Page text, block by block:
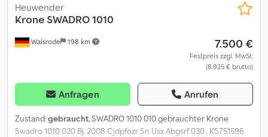
Walsrode 198 km
Heuwender
Krone SWADRO 1010
7.500 €
Festpreis zzgl. MwSt.
(8.925 € brutto)
Anfragen Anrufen
Zustand:gebraucht, SWADRO 1010 010 gebrauchter Krone
Swadro 1010 020 Bj. 2008 Cjdpfozr Sn Usx Abgsrf 030 . KS751596